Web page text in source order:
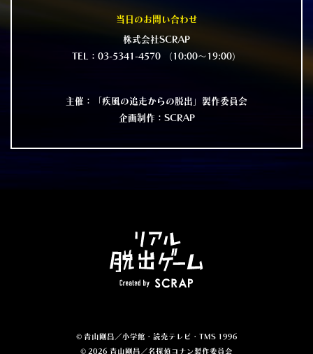
当日のお問い合わせ
株式会社SCRAP
TEL：03-5341-4570 （10:00～19:00）
主催：「疾風の追走からの脱出」製作委員会
企画制作：SCRAP
© 青山剛昌／小学館・読売テレビ・TMS 1996
© 2026 青山剛昌／名探偵コナン製作委員会